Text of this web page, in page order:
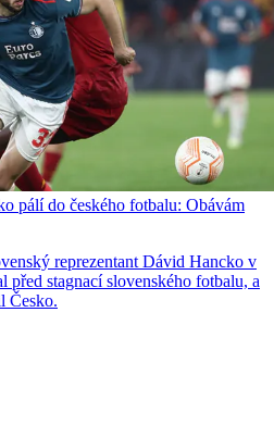
pálí do českého fotbalu: Obávám
reprezentant Dávid Hancko v
před stagnací slovenského fotbalu, a
Česko.